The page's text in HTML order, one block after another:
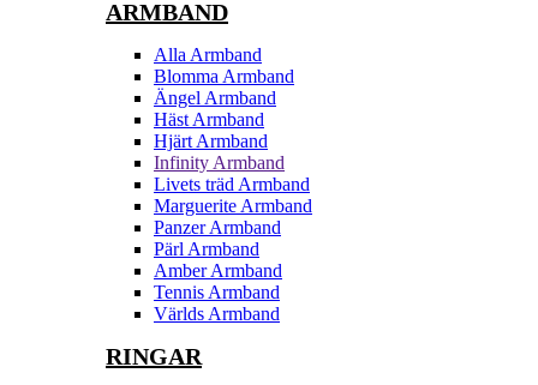
ARMBAND
Alla Armband
Blomma Armband
Ängel Armband
Häst Armband
Hjärt Armband
Infinity Armband
Livets träd Armband
Marguerite Armband
Panzer Armband
Pärl Armband
Amber Armband
Tennis Armband
Världs Armband
RINGAR